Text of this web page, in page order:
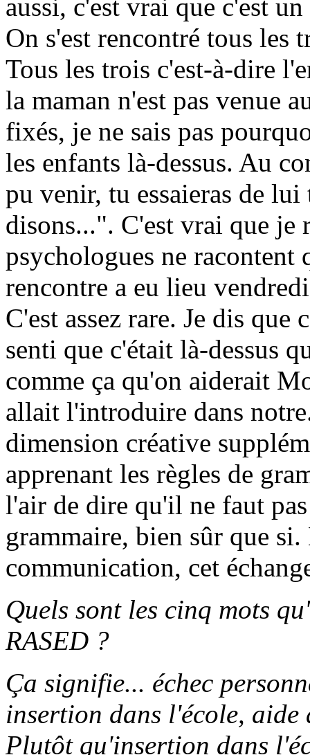
aussi, c'est vrai que c'est
On s'est rencontré tous les
Tous les trois c'est-à-dire
la maman n'est pas venue
fixés, je ne sais pas
les enfants là-dessus. Au
pu venir, tu essaieras de
disons...". C'est vrai que je
psychologues ne racontent
rencontre a eu lieu
C'est assez rare. Je dis que
senti que c'était là-dessus
comme ça qu'on aiderait
allait l'introduire dans
dimension créative
apprenant les règles de
l'air de dire qu'il ne faut
grammaire, bien sûr que
communication, cet
Quels sont les cinq mots
RASED ?
Ça signifie... échec
insertion dans l'école, aide
Plutôt qu'insertion dans